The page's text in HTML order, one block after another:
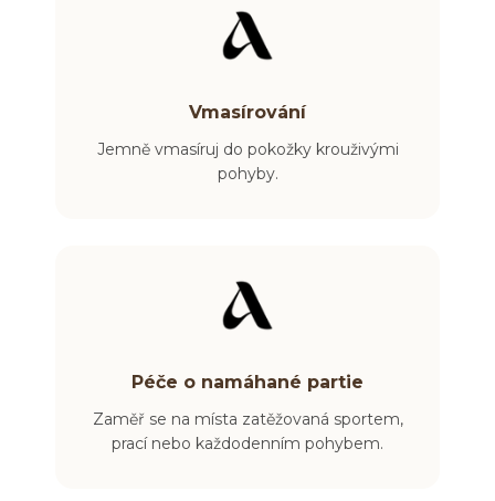
Vmasírování
Jemně vmasíruj do pokožky krouživými
pohyby.
Péče o namáhané partie
Zaměř se na místa zatěžovaná sportem,
prací nebo každodenním pohybem.